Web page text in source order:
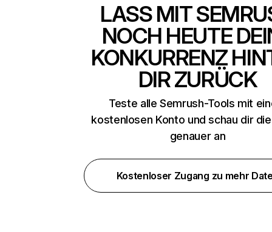
LASS MIT
NOCH HEUTE
KONKURRENZ
DIR ZURÜCK
Teste alle Semrush-Tools mit
kostenlosen Konto und schau dir
genauer an
Kostenloser Zugang zu mehr